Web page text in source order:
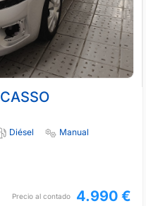
Diésel
Manual
Precio al contado 4.990 €